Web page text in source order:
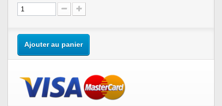
Ajouter au panier